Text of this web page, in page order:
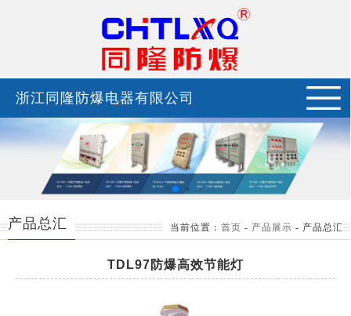
浙江同隆防爆电器有限公司
产品总汇 当前位置： 首页 - 产品展示 - 产品总汇
TDL97防爆高效节能灯